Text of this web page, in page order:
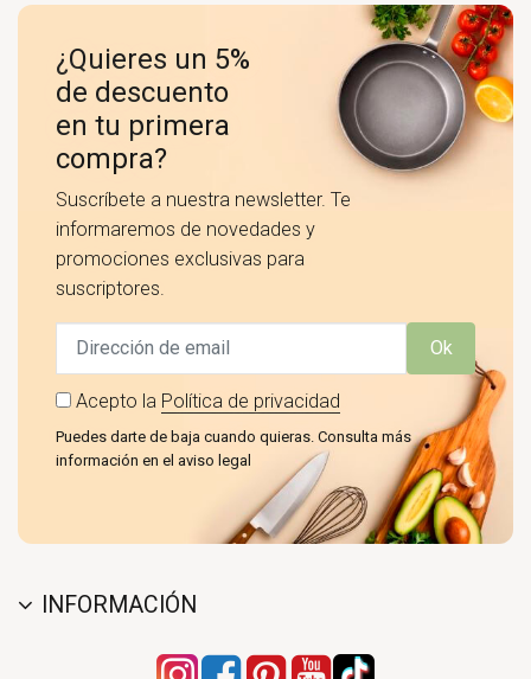
¿Quieres un 5%
de descuento
en tu primera
compra?
Suscríbete a nuestra newsletter. Te
informaremos de novedades y
promociones exclusivas para
suscriptores.
Ok
Acepto la Política de privacidad
Puedes darte de baja cuando quieras. Consulta más
información en el aviso legal
INFORMACIÓN